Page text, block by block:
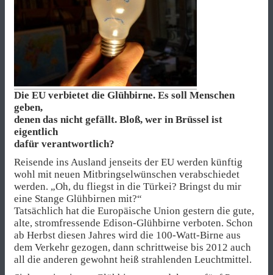
Die EU verbietet die Glühbirne. Es soll Menschen
geben,
denen das nicht gefällt. Bloß, wer in Brüssel ist
eigentlich
dafür verantwortlich?
Reisende ins Ausland jenseits der EU werden künftig
wohl mit neuen Mitbringselwünschen verabschiedet
werden. „Oh, du fliegst in die Türkei? Bringst du mir
eine Stange Glühbirnen mit?“
Tatsächlich hat die Europäische Union gestern die gute,
alte, stromfressende Edison-Glühbirne verboten. Schon
ab Herbst diesen Jahres wird die 100-Watt-Birne aus
dem Verkehr gezogen, dann schrittweise bis 2012 auch
all die anderen gewohnt heiß strahlenden Leuchtmittel.